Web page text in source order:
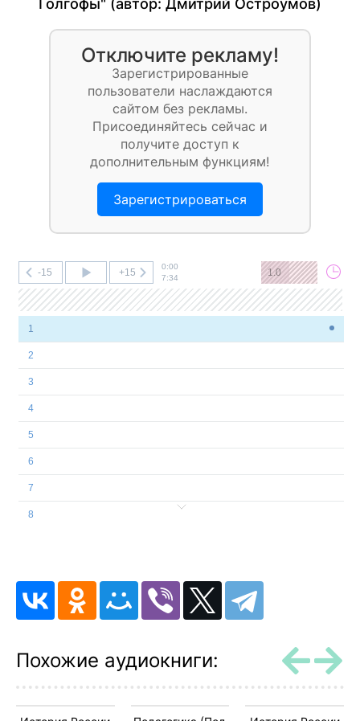
Голгофы" (автор: Дмитрий Остроумов)
Отключите рекламу!
Зарегистрированные
пользователи наслаждаются
сайтом без рекламы.
Присоединяйтесь сейчас и
получите доступ к
дополнительным функциям!
Зарегистрироваться
-15 +15
0:00
7:34
1.0
1
2
3
4
5
6
7
8
11
12
Похожие аудиокниги: